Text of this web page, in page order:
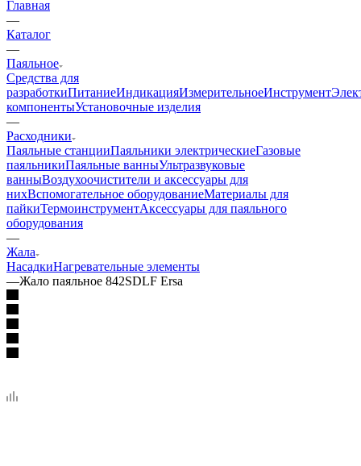
Главная
—
Каталог
—
Паяльное
Средства для
разработкиПитаниеИндикацияИзмерительноеИнструмент
компонентыУстановочные изделия
—
Расходники
Паяльные станцииПаяльники электрическиеГазовые
паяльникиПаяльные ванныУльтразвуковые
ванныВоздухоочистители и аксессуары для
нихВспомогательное оборудованиеМатериалы для
пайкиТермоинструментАксессуары для паяльного
оборудования
—
Жала
НасадкиНагревательные элементы
—Жало паяльное 842SDLF Ersa